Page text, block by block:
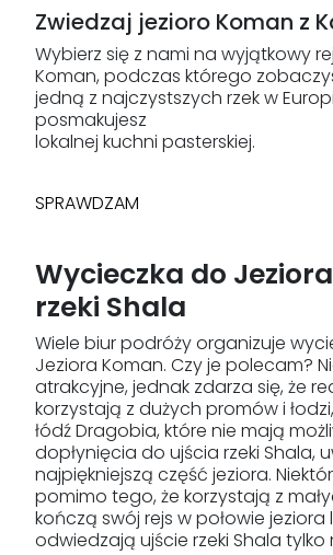
Zwiedzaj jezioro Koman z
Wybierz się z nami na wyjątkowy
Koman, podczas którego
jedną z najczystszych rzek w
posmakujesz
lokalnej kuchni pasterskiej.
SPRAWDZAM
Wycieczka do
rzeki Shala
Wiele biur podróży organizuje
Jeziora Koman. Czy je polecam?
atrakcyjne, jednak zdarza się, że
korzystają z dużych promów i
łódź Dragobia, które nie mają
dopłynięcia do ujścia rzeki Shala,
najpiękniejszą część jeziora.
pomimo tego, że korzystają z
kończą swój rejs w połowie jeziora
odwiedzają ujście rzeki Shala tylko